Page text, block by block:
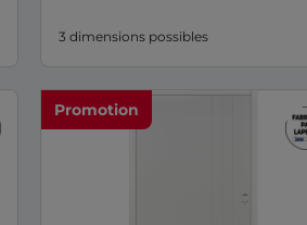
3 dimensions possibles
Promotion